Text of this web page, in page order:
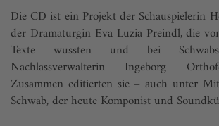
Die CD ist ein Projekt der Schauspielerin
der Dramaturgin Eva Luzia Preindl, die
Texte wussten und bei
Nachlassverwalterin Ingeborg
Zusammen editierten sie – auch unter
Schwab, der heute Komponist und